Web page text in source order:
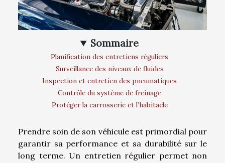
Sommaire
Planification des entretiens réguliers
Surveillance des niveaux de fluides
Inspection et entretien des pneumatiques
Contrôle du système de freinage
Protéger la carrosserie et l’habitacle
Prendre soin de son véhicule est primordial pour
garantir sa performance et sa durabilité sur le
long terme. Un entretien régulier permet non